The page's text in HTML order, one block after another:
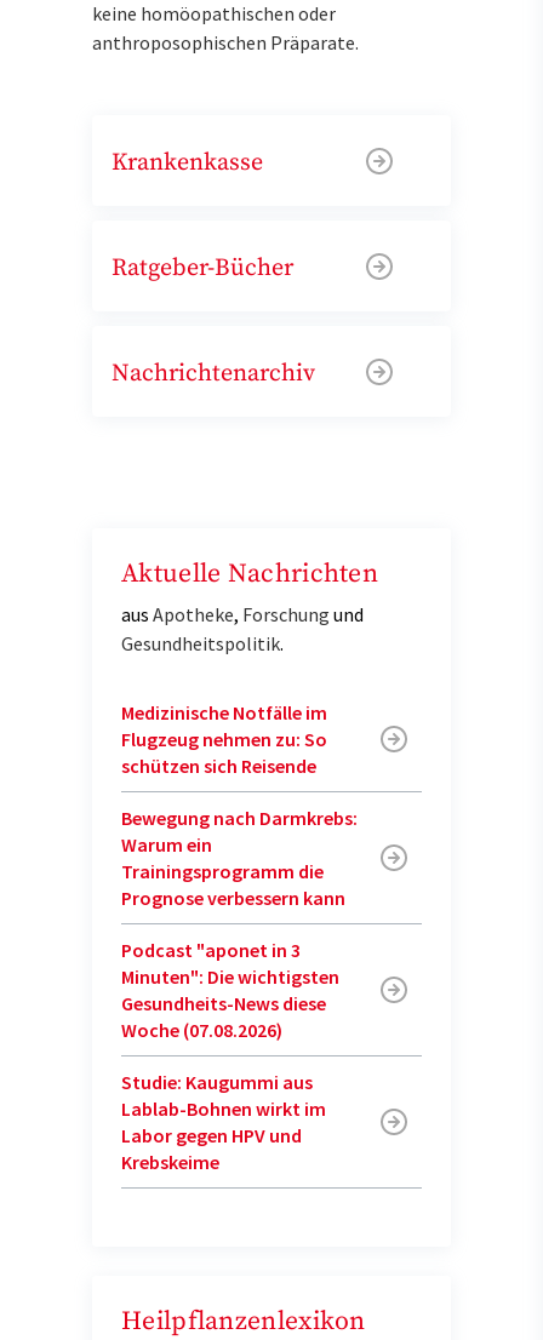
keine homöopathischen oder
anthroposophischen Präparate.
Krankenkasse
Ratgeber-Bücher
Nachrichtenarchiv
Aktuelle Nachrichten
aus Apotheke, Forschung und
Gesundheitspolitik.
Medizinische Notfälle im
Flugzeug nehmen zu: So
schützen sich Reisende
Bewegung nach Darmkrebs:
Warum ein
Trainingsprogramm die
Prognose verbessern kann
Podcast "aponet in 3
Minuten": Die wichtigsten
Gesundheits-News diese
Woche (07.08.2026)
Studie: Kaugummi aus
Lablab-Bohnen wirkt im
Labor gegen HPV und
Krebskeime
Heilpflanzenlexikon